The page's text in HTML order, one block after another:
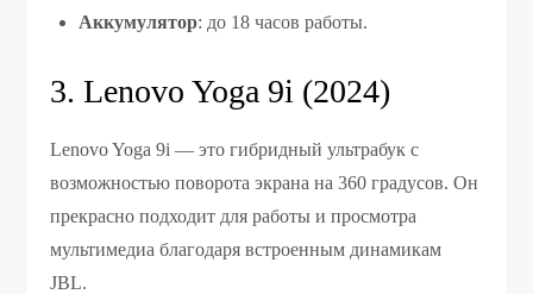
Аккумулятор: до 18 часов работы.
3. Lenovo Yoga 9i (2024)
Lenovo Yoga 9i — это гибридный ультрабук с
возможностью поворота экрана на 360 градусов. Он
прекрасно подходит для работы и просмотра
мультимедиа благодаря встроенным динамикам
JBL.